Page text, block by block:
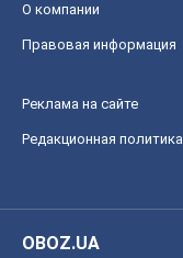
О компании
Правовая информация
Реклама на сайте
Редакционная политика
OBOZ.UA